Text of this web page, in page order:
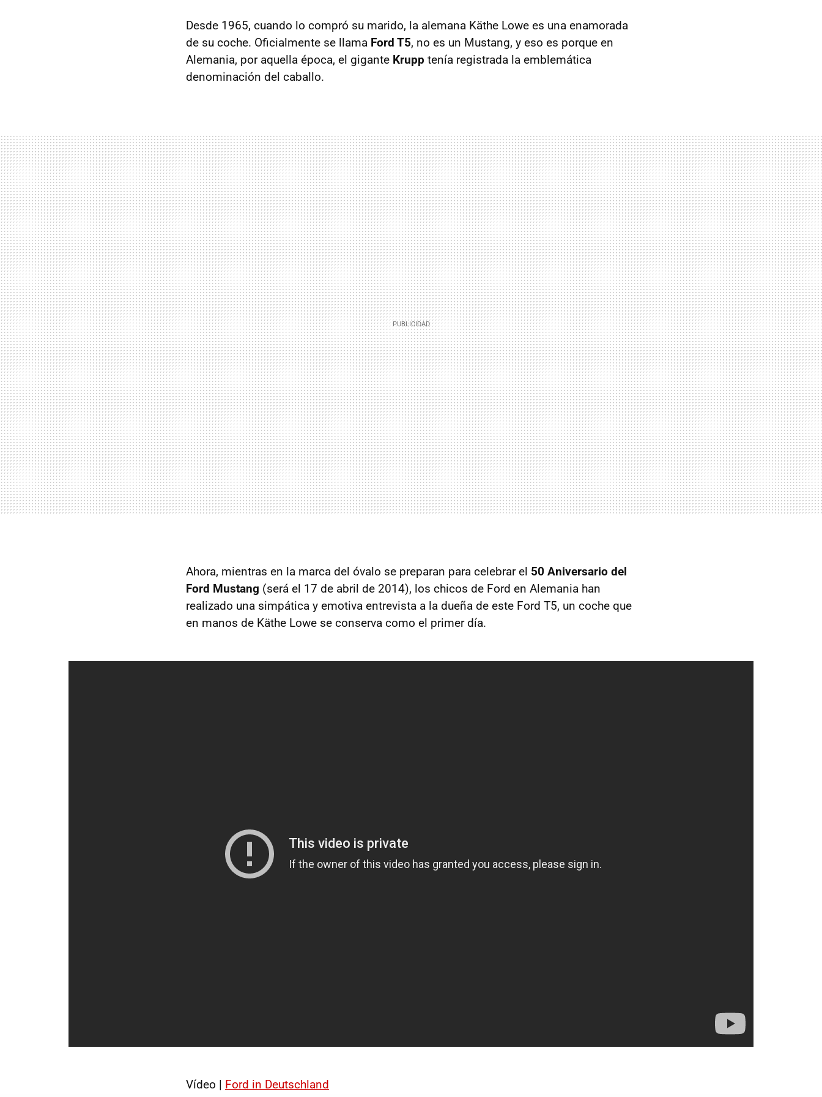
Desde 1965, cuando lo compró su marido, la alemana Käthe Lowe es una enamorada
de su coche. Oficialmente se llama Ford T5, no es un Mustang, y eso es porque en
Alemania, por aquella época, el gigante Krupp tenía registrada la emblemática
denominación del caballo.
Ahora, mientras en la marca del óvalo se preparan para celebrar el 50 Aniversario del
Ford Mustang (será el 17 de abril de 2014), los chicos de Ford en Alemania han
realizado una simpática y emotiva entrevista a la dueña de este Ford T5, un coche que
en manos de Käthe Lowe se conserva como el primer día.
Vídeo | Ford in Deutschland